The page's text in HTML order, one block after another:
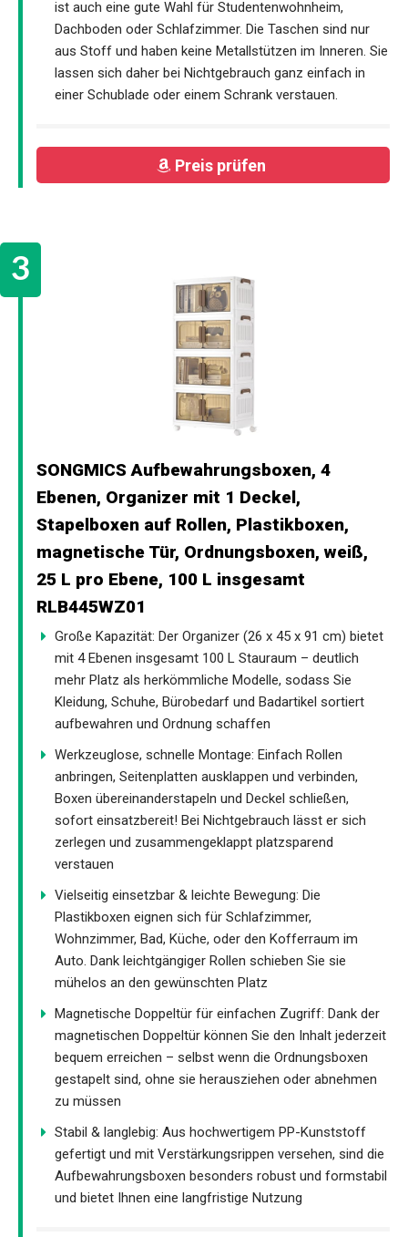
ist auch eine gute Wahl für Studentenwohnheim,
Dachboden oder Schlafzimmer. Die Taschen sind nur
aus Stoff und haben keine Metallstützen im Inneren. Sie
lassen sich daher bei Nichtgebrauch ganz einfach in
einer Schublade oder einem Schrank verstauen.
Preis prüfen
SONGMICS Aufbewahrungsboxen, 4
Ebenen, Organizer mit 1 Deckel,
Stapelboxen auf Rollen, Plastikboxen,
magnetische Tür, Ordnungsboxen, weiß,
25 L pro Ebene, 100 L insgesamt
RLB445WZ01
Große Kapazität: Der Organizer (26 x 45 x 91 cm) bietet
mit 4 Ebenen insgesamt 100 L Stauraum – deutlich
mehr Platz als herkömmliche Modelle, sodass Sie
Kleidung, Schuhe, Bürobedarf und Badartikel sortiert
aufbewahren und Ordnung schaffen
Werkzeuglose, schnelle Montage: Einfach Rollen
anbringen, Seitenplatten ausklappen und verbinden,
Boxen übereinanderstapeln und Deckel schließen,
sofort einsatzbereit! Bei Nichtgebrauch lässt er sich
zerlegen und zusammengeklappt platzsparend
verstauen
Vielseitig einsetzbar & leichte Bewegung: Die
Plastikboxen eignen sich für Schlafzimmer,
Wohnzimmer, Bad, Küche, oder den Kofferraum im
Auto. Dank leichtgängiger Rollen schieben Sie sie
mühelos an den gewünschten Platz
Magnetische Doppeltür für einfachen Zugriff: Dank der
magnetischen Doppeltür können Sie den Inhalt jederzeit
bequem erreichen – selbst wenn die Ordnungsboxen
gestapelt sind, ohne sie herausziehen oder abnehmen
zu müssen
Stabil & langlebig: Aus hochwertigem PP-Kunststoff
gefertigt und mit Verstärkungsrippen versehen, sind die
Aufbewahrungsboxen besonders robust und formstabil
und bietet Ihnen eine langfristige Nutzung